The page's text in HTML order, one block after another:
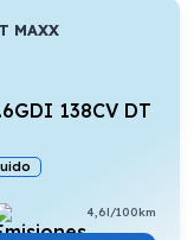
MAXX
4,6l/100km